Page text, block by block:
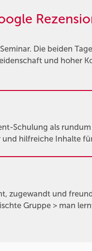
Die beiden
und hoher
Schulung als
hilfreiche Inhalte
zugewandt und
Gruppe > man